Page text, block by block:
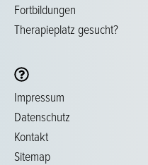
Fortbildungen
Therapieplatz gesucht?
Impressum
Datenschutz
Kontakt
Sitemap